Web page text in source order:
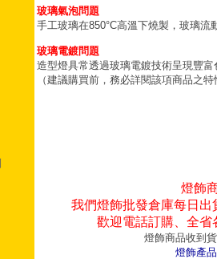
玻璃氣泡問題
手工玻璃在850°C高溫下燒製，玻璃
玻璃電鍍問題
造型燈具常透過玻璃電鍍技術呈現豐
（建議購買前，務必詳閱該項商品之
燈飾
我們燈飾批發倉庫每日
歡迎電話訂購、全
燈飾商品收到
燈飾產